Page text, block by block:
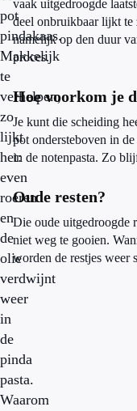
pot
pindakaas.
Makkelijk
te
verhelpen,
zo
lijkt
het:
even
roeren
en
de
olie
verdwijnt
weer
in
de
pinda
pasta.
Waarom
vaak uitgedroogde
deel onbruikbaar lijkt te
namelijk op den duur
proces.
Hoe voorkom je
Je kunt die scheiding
pot ondersteboven in
in de notenpasta. Zo
Oude resten?
Die oude uitgedroogde
niet weg te gooien.
worden de restjes weer